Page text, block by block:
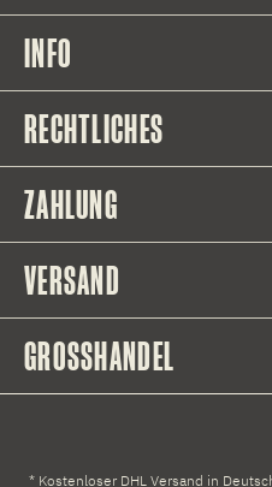
INFO
RECHTLICHES
ZAHLUNG
VERSAND
GROSSHANDEL
* Kostenloser DHL Versand in